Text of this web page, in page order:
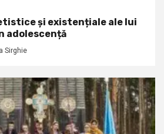
și existențiale ale lui
adolescență
Sirghie